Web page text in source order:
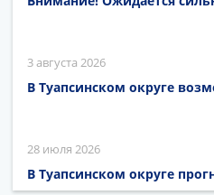
3 августа 2026
В Туапсинском округе
28 июля 2026
В Туапсинском округе